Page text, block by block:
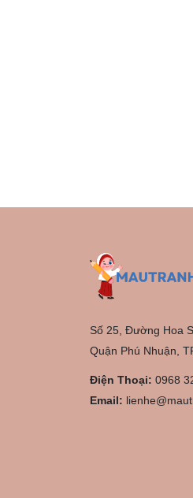
Số 25, Đường Hoa
Quận Phú Nhuận,
Điện Thoại: 0968
Email: